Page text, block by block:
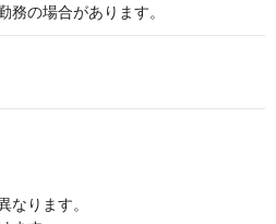
の場合があります。
なります。